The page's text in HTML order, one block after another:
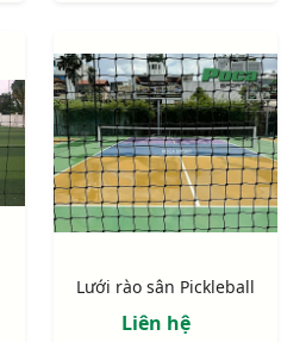
Lưới rào sân Pickleball
Liên hệ